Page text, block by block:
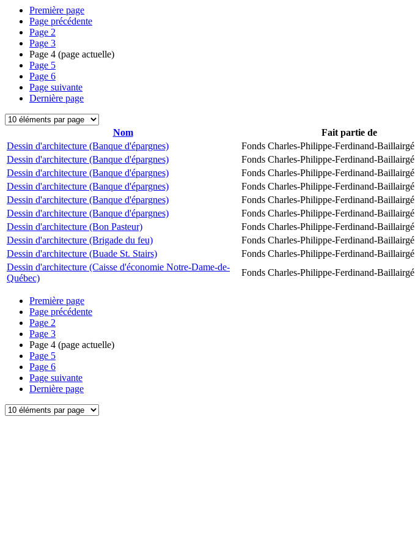
Première page
Page précédente
Page 2
Page 3
Page 4 (page actuelle)
Page 5
Page 6
Page suivante
Dernière page
Nom Fait partie de
Dessin d'architecture (Banque d'épargnes)
Fonds Charles-Philippe-Ferdinand-Baillairgé
Dessin d'architecture (Banque d'épargnes)
Fonds Charles-Philippe-Ferdinand-Baillairgé
Dessin d'architecture (Banque d'épargnes)
Fonds Charles-Philippe-Ferdinand-Baillairgé
Dessin d'architecture (Banque d'épargnes)
Fonds Charles-Philippe-Ferdinand-Baillairgé
Dessin d'architecture (Banque d'épargnes)
Fonds Charles-Philippe-Ferdinand-Baillairgé
Dessin d'architecture (Banque d'épargnes)
Fonds Charles-Philippe-Ferdinand-Baillairgé
Dessin d'architecture (Bon Pasteur)
Fonds Charles-Philippe-Ferdinand-Baillairgé
Dessin d'architecture (Brigade du feu)
Fonds Charles-Philippe-Ferdinand-Baillairgé
Dessin d'architecture (Buade St. Stairs)
Fonds Charles-Philippe-Ferdinand-Baillairgé
Dessin d'architecture (Caisse d'économie Notre-Dame-de-
Québec)
Fonds Charles-Philippe-Ferdinand-Baillairgé
Première page
Page précédente
Page 2
Page 3
Page 4 (page actuelle)
Page 5
Page 6
Page suivante
Dernière page